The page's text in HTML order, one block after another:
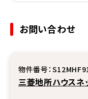
お問い合わせ
三菱地所ハウスネ
物件番号：